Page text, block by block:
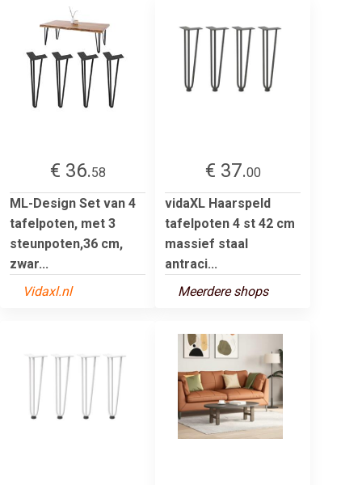
€ 36.58
ML-Design Set van 4
tafelpoten, met 3
steunpoten,36 cm,
zwar...
Vidaxl.nl
€ 37.00
vidaXL Haarspeld
tafelpoten 4 st 42 cm
massief staal
antraci...
Meerdere shops